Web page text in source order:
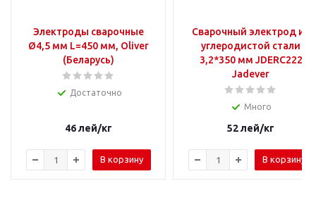
Электроды сварочные
Ø4,5 мм L=450 мм, Oliver
(Беларусь)
Достаточно
46лей/кг
В корзину
Сварочный электрод из
углеродистой стали
3,2*350 мм JDERC222
Jadever
Много
52лей/кг
В корзину